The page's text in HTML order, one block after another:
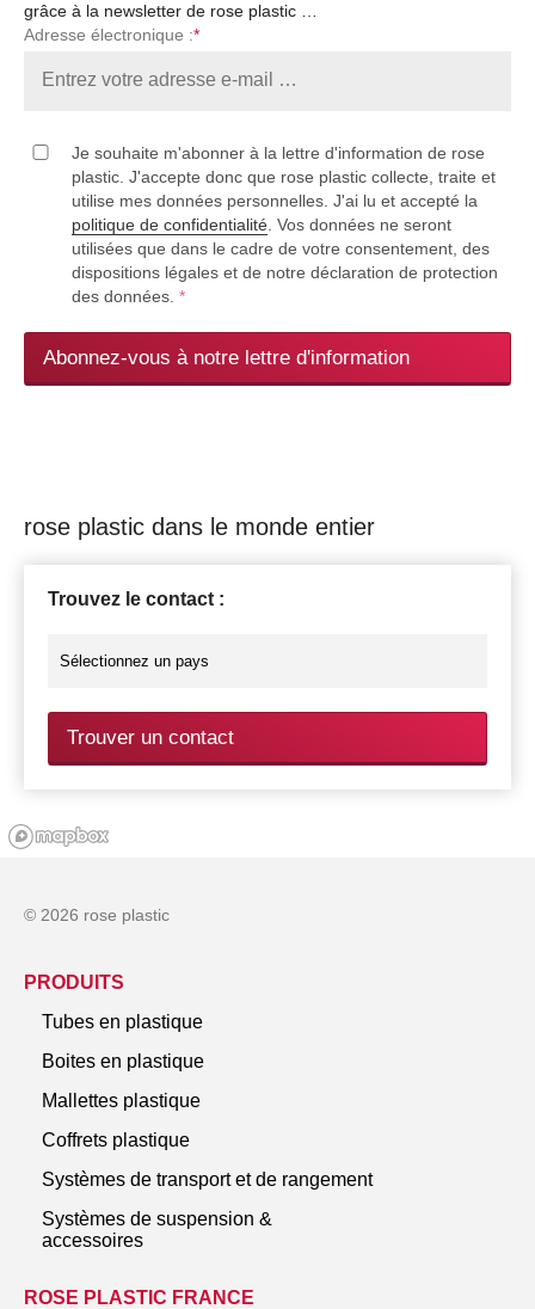
grâce à la newsletter de rose plastic …
Adresse électronique :*
Je souhaite m'abonner à la lettre d'information de rose
plastic. J'accepte donc que rose plastic collecte, traite et
utilise mes données personnelles. J'ai lu et accepté la
politique de confidentialité . Vos données ne seront
utilisées que dans le cadre de votre consentement, des
dispositions légales et de notre déclaration de protection
des données. *
Abonnez-vous à notre lettre d'information
rose plastic dans le monde entier
Trouvez le contact :
Trouver un contact
© 2026 rose plastic
PRODUITS
Tubes en plastique
Boites en plastique
Mallettes plastique
Coffrets plastique
Systèmes de transport et de rangement
Systèmes de suspension &
accessoires
ROSE PLASTIC FRANCE